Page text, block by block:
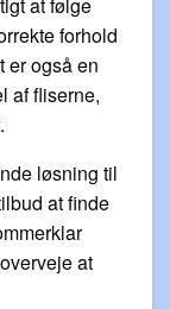
forhold
er også en
af fliserne,
løsning til
at finde
at